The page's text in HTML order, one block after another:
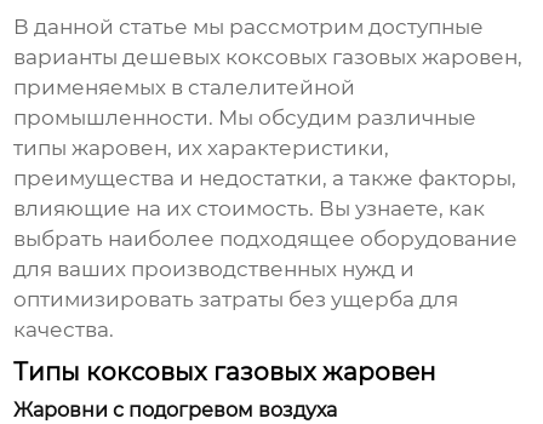
В данной статье мы рассмотрим доступные
вариантыдешевых коксовых газовых жаровен,
применяемых в сталелитейной
промышленности. Мы обсудим различные
типы жаровен, их характеристики,
преимущества и недостатки, а также факторы,
влияющие на их стоимость. Вы узнаете, как
выбрать наиболее подходящее оборудование
для ваших производственных нужд и
оптимизировать затраты без ущерба для
качества.
Типы коксовых газовых жаровен
Жаровни с подогревом воздуха